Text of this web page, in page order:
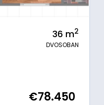
36 m2
DVOSOBAN
€78.450